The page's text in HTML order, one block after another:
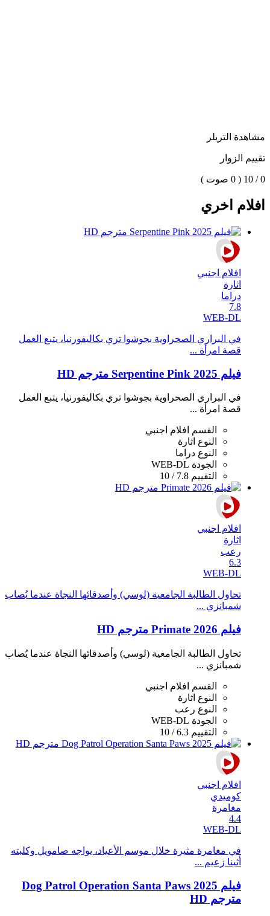
مشاهدة التريلر
تقييم الزوار
0 / 10 ( 0 صوت )
افلام اخري
افلام اجنبي
اثارة
دراما
7.8
WEB-DL
في البراري الصحراوية بجوشوا تري بكاليفورنيا، يتبع العمل
قصة امرأة ...
فيلم Serpentine Pink 2025 مترجم HD
في البراري الصحراوية بجوشوا تري بكاليفورنيا، يتبع العمل
قصة امرأة ...
القسم
افلام اجنبي
النوع اثارة
النوع دراما
الجودة WEB-DL
التقييم 7.8 / 10
افلام اجنبي
اثارة
رعب
6.3
WEB-DL
تحاول الطالبة الجامعية (لوسي) وأصدقائها النجاة عندما يُصاب
شمبانزي ...
فيلم Primate 2026 مترجم HD
تحاول الطالبة الجامعية (لوسي) وأصدقائها النجاة عندما يُصاب
شمبانزي ...
القسم
افلام اجنبي
النوع اثارة
النوع رعب
الجودة WEB-DL
التقييم 6.3 / 10
افلام اجنبي
كوميدي
مغامرة
4.4
WEB-DL
في مغامرة مثيرة خلال موسم الأعياد، يواجه صامويل وكلبته
أثينا زعيم ...
فيلم Dog Patrol Operation Santa Paws 2025
مترجم HD